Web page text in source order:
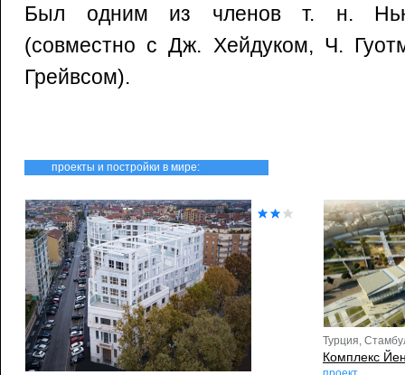
Был одним из членов т. н. Нью-
(совместно с Дж. Хейдуком, Ч.
Грейвсом).
проекты и постройки в мире:
Турция,
Комплекс